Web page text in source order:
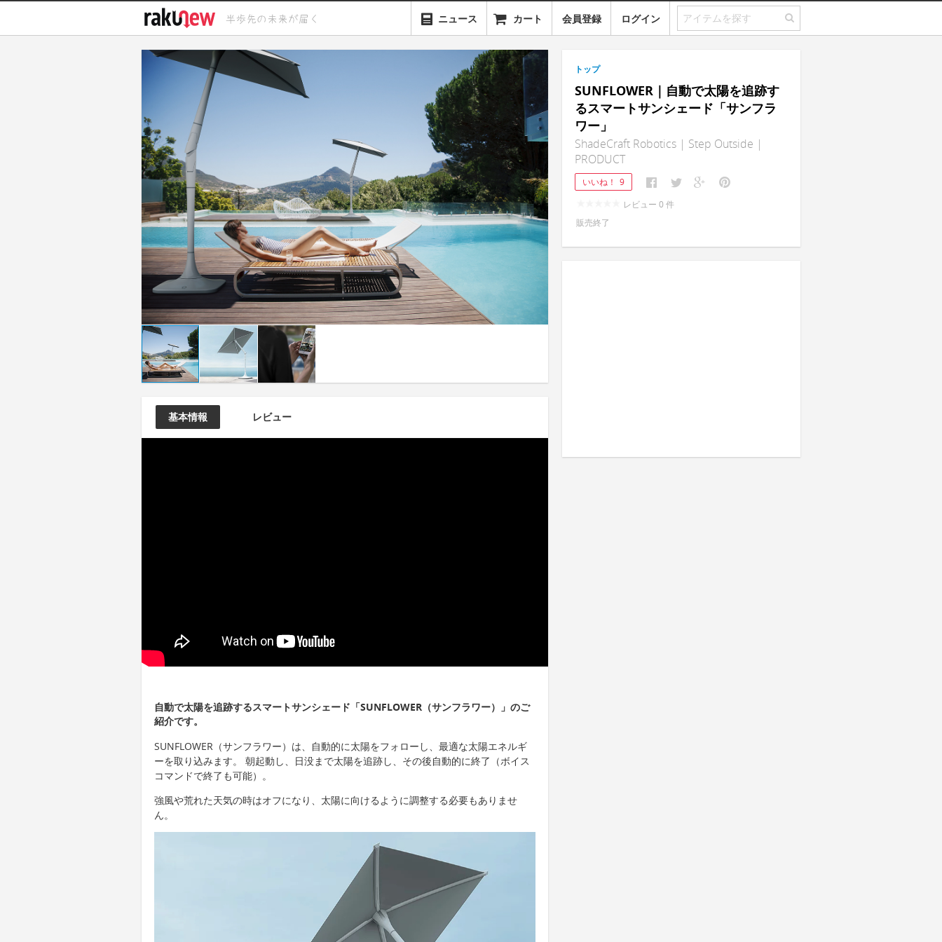
ニュース カート 会員登録 ログイン
基本情報 レビュー
自動で太陽を追跡するスマートサンシェード「SUNFLOWER（サンフラワー）」のご
紹介です。
SUNFLOWER（サンフラワー）は、自動的に太陽をフォローし、最適な太陽エネルギ
ーを取り込みます。 朝起動し、日没まで太陽を追跡し、その後自動的に終了（ボイス
コマンドで終了も可能）。
強風や荒れた天気の時はオフになり、太陽に向けるように調整する必要もありませ
ん。
トップ
SUNFLOWER｜自動で太陽を追跡す
るスマートサンシェード「サンフラ
ワー」
ShadeCraft Robotics | Step Outside |
PRODUCT
いいね！ 9
レビュー 0 件
販売終了